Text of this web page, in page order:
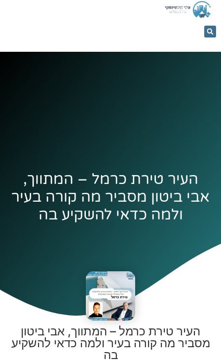
053-
5366884
העיר טירת כרמל – המתווך,
אבי ביטון מסביר מה קורה בעיר
ולמה כדאי להשקיע בה
העיר טירת כרמל – המתווך, אבי ביטון
מסביר מה קורה בעיר ולמה כדאי להשקיע
בה